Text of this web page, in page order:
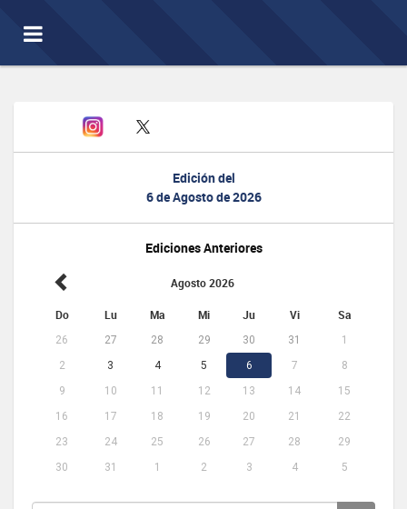
Toggle
navigation
Edición del
6 de Agosto de 2026
Ediciones Anteriores
Agosto 2026
Do Lu Ma Mi Ju Vi Sa
26 27 28 29 30 31
1
2
3 4 5 6 7
8
9
10 11 12 13 14
15
16
17 18 19 20 21
22
23
24 25 26 27 28
29
30
31 1 2 3 4 5